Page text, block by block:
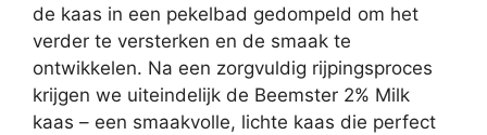
de kaas in een pekelbad gedompeld om het
verder te versterken en de smaak te
ontwikkelen. Na een zorgvuldig rijpingsproces
krijgen we uiteindelijk de Beemster 2% Milk
kaas – een smaakvolle, lichte kaas die perfect